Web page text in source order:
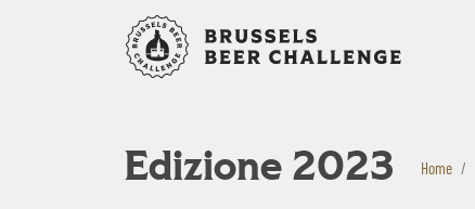
Edizione 2023 Home